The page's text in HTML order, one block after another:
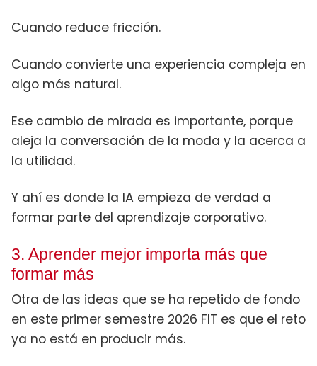
Cuando reduce fricción.
Cuando convierte una experiencia compleja en
algo más natural.
Ese cambio de mirada es importante, porque
aleja la conversación de la moda y la acerca a
la utilidad.
Y ahí es donde la IA empieza de verdad a
formar parte del aprendizaje corporativo.
3. Aprender mejor importa más que
formar más
Otra de las ideas que se ha repetido de fondo
en este primer semestre 2026 FIT es que el reto
ya no está en producir más.